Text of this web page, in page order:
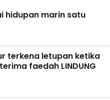
hidupan marin satu
terkena letupan ketika
faedah LINDUNG